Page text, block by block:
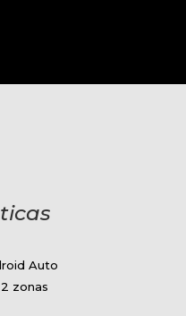
Auto
zonas